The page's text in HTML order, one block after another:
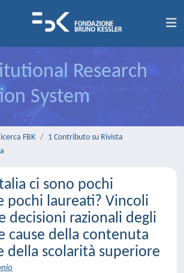
Research
System
FBK
1 Contributo su Rivista
ci sono pochi
pochi laureati? Vincoli
decisioni razionali degli
cause della contenuta
della scolarità superiore